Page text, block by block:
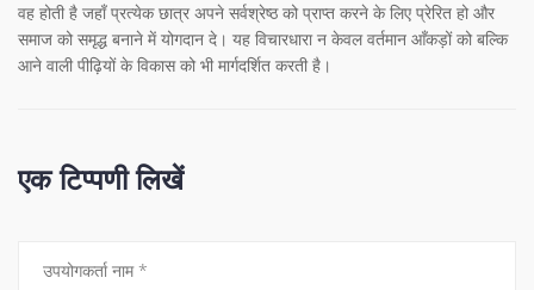
वह होती है जहाँ प्रत्येक छात्र अपने सर्वश्रेष्ठ को प्राप्त करने के लिए प्रेरित हो और
समाज को समृद्ध बनाने में योगदान दे। यह विचारधारा न केवल वर्तमान आँकड़ों को बल्कि
आने वाली पीढ़ियों के विकास को भी मार्गदर्शित करती है।
एक टिप्पणी लिखें